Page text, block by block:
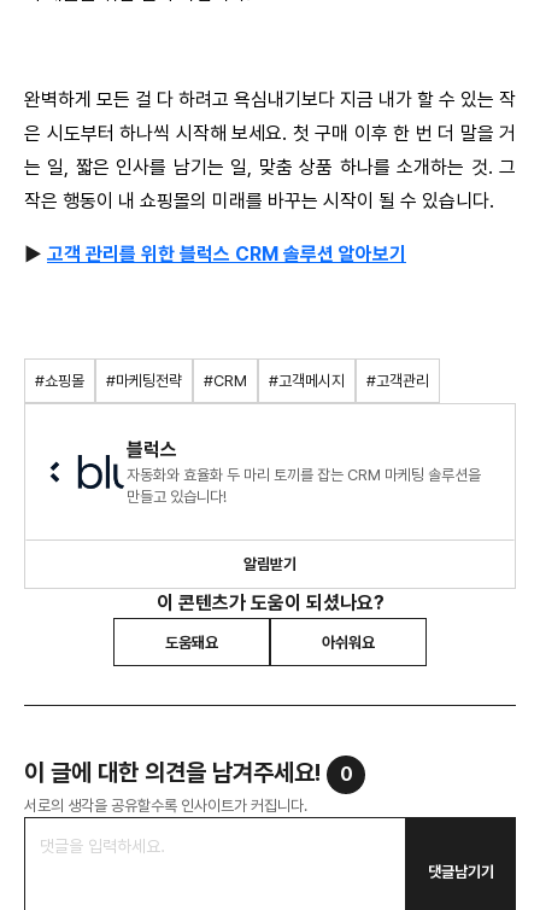
완벽하게 모든 걸 다 하려고 욕심내기보다 지금 내가 할 수 있는 작
은 시도부터 하나씩 시작해 보세요. 첫 구매 이후 한 번 더 말을 거
는 일, 짧은 인사를 남기는 일, 맞춤 상품 하나를 소개하는 것. 그
작은 행동이 내 쇼핑몰의 미래를 바꾸는 시작이 될 수 있습니다.
▶ 고객 관리를 위한 블럭스 CRM 솔루션 알아보기
#쇼핑몰 #마케팅전략 #CRM #고객메시지 #고객관리
블럭스
자동화와 효율화 두 마리 토끼를 잡는 CRM 마케팅 솔루션을
만들고 있습니다!
알림받기
이 콘텐츠가 도움이 되셨나요?
도움돼요 아쉬워요
이 글에 대한 의견을 남겨주세요! 0
서로의 생각을 공유할수록 인사이트가 커집니다.
댓글남기기